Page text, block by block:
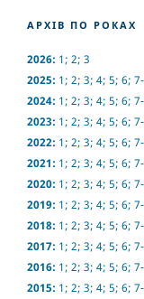
АРХІВ ПО РОКАХ
2026: 1; 2; 3
2025: 1; 2; 3; 4; 5; 6;
2024: 1; 2; 3; 4; 5; 6;
2023: 1; 2; 3; 4; 5; 6;
2022: 1; 2; 3; 4; 5; 6;
2021: 1; 2; 3; 4; 5; 6;
2020: 1; 2; 3; 4; 5; 6;
2019: 1; 2; 3; 4; 5; 6;
2018: 1; 2; 3; 4; 5; 6;
2017: 1; 2; 3; 4; 5; 6;
2016: 1; 2; 3; 4; 5; 6;
2015: 1; 2; 3; 4; 5; 6;